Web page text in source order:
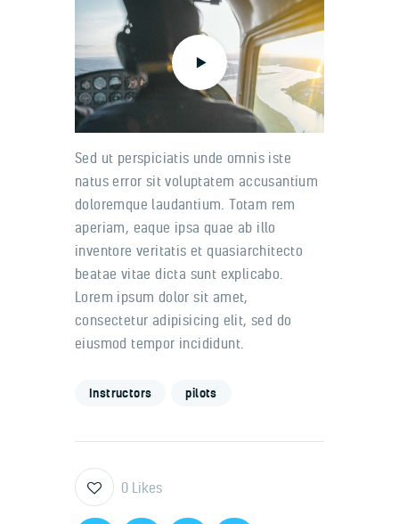
Sed ut perspiciatis unde omnis iste
natus error sit voluptatem accusantium
doloremque laudantium. Totam rem
aperiam, eaque ipsa quae ab illo
inventore veritatis et quasiarchitecto
beatae vitae dicta sunt explicabo.
Lorem ipsum dolor sit amet,
consectetur adipisicing elit, sed do
eiusmod tempor incididunt.
Instructors pilots
0 Likes